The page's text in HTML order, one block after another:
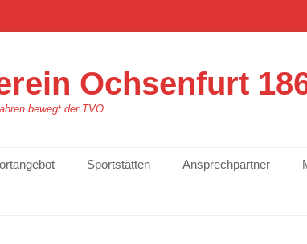
Ochsenfurt
bewegt der TVO
Sportstätten Ansprechpartner